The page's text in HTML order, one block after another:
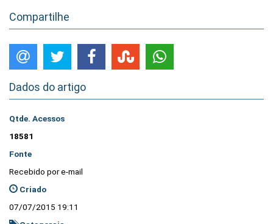
Compartilhe
Dados do artigo
Qtde. Acessos
18581
Fonte
Recebido por e-mail
Criado
07/07/2015 19:11